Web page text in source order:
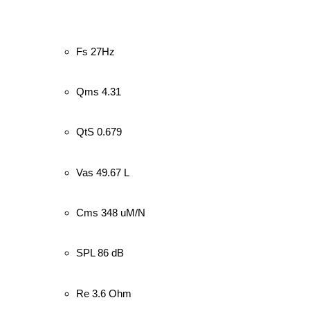
Fs 27Hz
Qms 4.31
QtS 0.679
Vas 49.67 L
Cms 348 uM/N
SPL 86 dB
Re 3.6 Ohm